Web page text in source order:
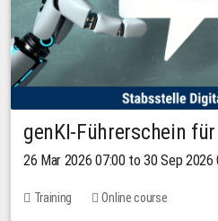
genKI-Führerschein
26 Mar 2026 07:00 to 30 Sep 2026
Training Online course